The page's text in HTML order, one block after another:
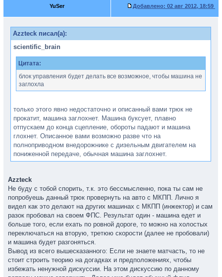
YuSer Добавлено: 02 авг 2012, 18:59
Azzteck писал(а):
scientific_brain
Цитата:
блок управления будет делать все возможное, чтобы машина не
заглохла
только этого явно недостаточно и описанный вами трюк не
прокатит, машина заглохнет. Машина буксует, плавно
отпускаем до конца сцепление, обороты падают и машина
глохнет. Описанное вами возможно разве что на
полноприводном внедорожнике с дизельным двигателем на
пониженной передаче, обычная машина заглохнет.
Azzteck
Не буду с тобой спорить, т.к. это бессмысленно, пока ты сам не
попробуешь данный трюк провернуть на авто с МКПП. Лично я
видел как это делают на других машинах с МКПП (инжектор) и сам
разок пробовал на своем ФПС. Результат один - машина едет и
больше того, если ехать по ровной дороге, то можно на холостых
переключаться на вторую, третюю скорости (далее не пробовали)
и машина будет разгоняться.
Вывод из всего вышесказанного: Если не знаете матчасть, то не
стоит строить теорию на догадках и предположениях, чтобы
избежать ненужной дискуссии. На этом дискуссию по данному